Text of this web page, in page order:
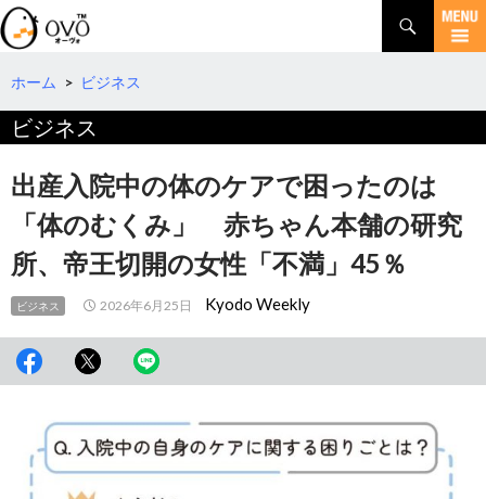
検
索
コ
テ
へ
移
動
ホーム > ビジネス
ビジネス
出産入院中の体のケアで困ったのは
「体のむくみ」 赤ちゃん本舗の研究
所、帝王切開の女性「不満」45％
ビジネス 2026年6月25日 Kyodo Weekly